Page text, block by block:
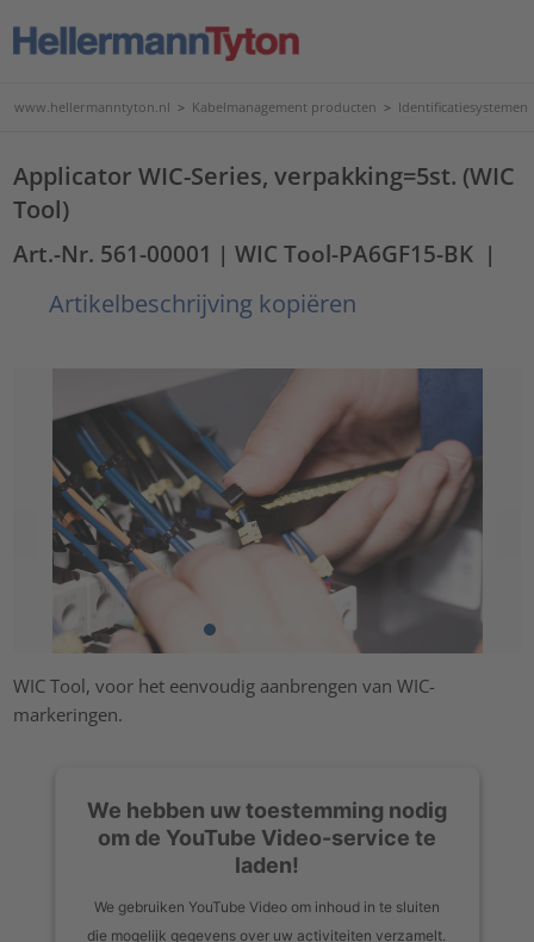
www.hellermanntyton.nl > Kabelmanagement producten > Identificatiesystemen
Applicator WIC-Series, verpakking=5st. (WIC
Tool)
Art.-Nr. 561-00001 | WIC Tool-PA6GF15-BK |
Artikelbeschrijving kopiëren
WIC Tool, voor het eenvoudig aanbrengen van WIC-
markeringen.
We hebben uw toestemming nodig
om de YouTube Video-service te
laden!
We gebruiken YouTube Video om inhoud in te sluiten
die mogelijk gegevens over uw activiteiten verzamelt.